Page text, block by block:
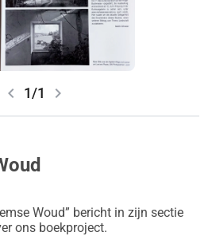
zijn in dit bedrag niet
drukkosten.
ondersteuning!
chevron_left 1/1 chevron_right
Woud” bericht in zijn sectie
ons boekproject.